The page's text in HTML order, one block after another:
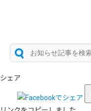
シェア